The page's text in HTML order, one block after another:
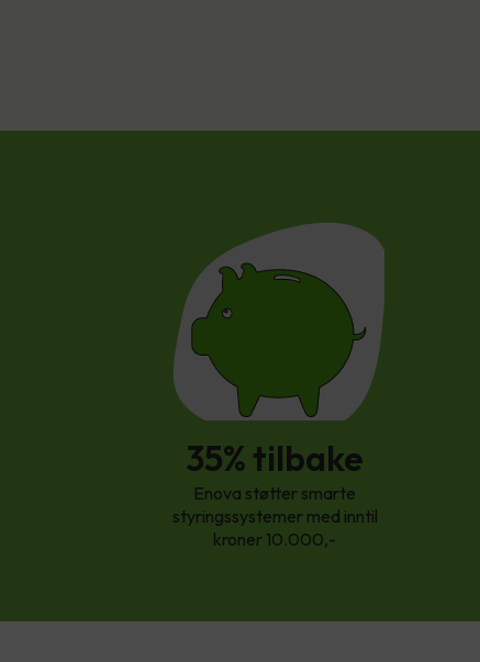
35% tilbake
Enova støtter smarte
styringssystemer med inntil
kroner 10.000,-